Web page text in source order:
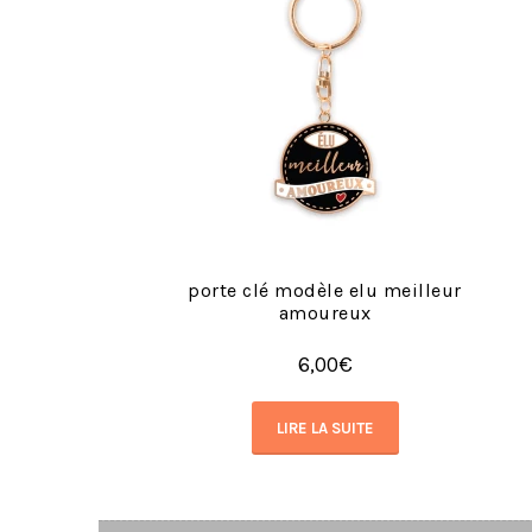
porte clé modèle elu meilleur
amoureux
6,00€
LIRE LA SUITE